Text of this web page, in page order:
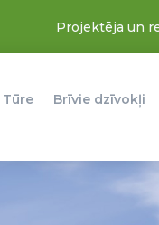
Projektēja un
Brīvie dzīvokļi